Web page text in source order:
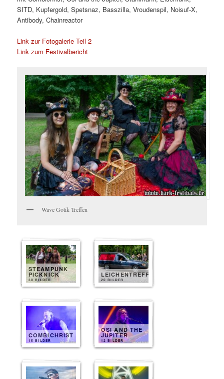
SITD, Kupfergold, Spetsnaz, Basszilla, Vroudenspil, Noisuf-X,
Antibody, Chainreactor
Link zur Fotogalerie Teil 2
Link zum Festivalbericht
Wave Gotik Treffen
STEAMPUNK
PICKNICK
30 BILDER
LEICHENTREFF
20 BILDER
COMBICHRIST
15 BILDER
OSI AND THE
JUPITER
12 BILDER